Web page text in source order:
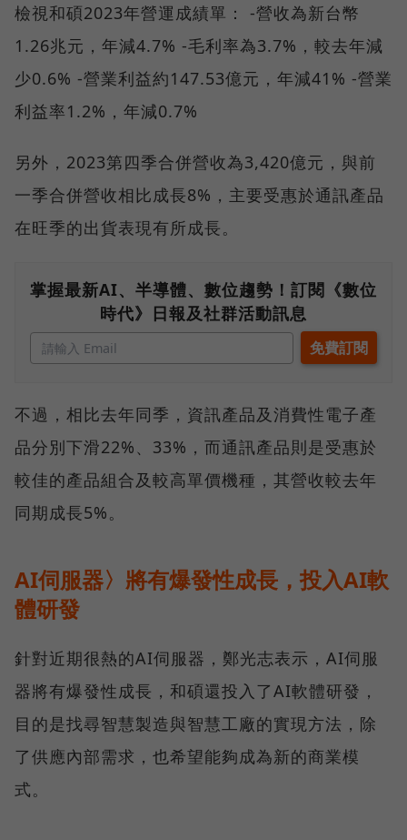
檢視和碩2023年營運成績單： -營收為新台幣
1.26兆元，年減4.7% -毛利率為3.7%，較去年減
少0.6% -營業利益約147.53億元，年減41% -營業
利益率1.2%，年減0.7%
另外，2023第四季合併營收為3,420億元，與前
一季合併營收相比成長8%，主要受惠於通訊產品
在旺季的出貨表現有所成長。
掌握最新AI、半導體、數位趨勢！訂閱《數位
時代》日報及社群活動訊息
不過，相比去年同季，資訊產品及消費性電子產
品分別下滑22%、33%，而通訊產品則是受惠於
較佳的產品組合及較高單價機種，其營收較去年
同期成長5%。
AI伺服器〉將有爆發性成長，投入AI軟
體研發
針對近期很熱的AI伺服器，鄭光志表示，AI伺服
器將有爆發性成長，和碩還投入了AI軟體研發，
目的是找尋智慧製造與智慧工廠的實現方法，除
了供應內部需求，也希望能夠成為新的商業模
式。